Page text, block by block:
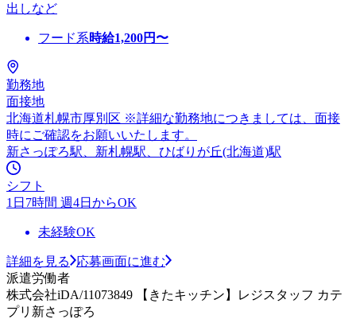
出しなど
フード系時給1,200円〜
勤務地
面接地
北海道札幌市厚別区 ※詳細な勤務地につきましては、面接
時にご確認をお願いいたします。
新さっぽろ駅、新札幌駅、ひばりが丘(北海道)駅
シフト
1日7時間 週4日からOK
未経験OK
詳細を見る
応募画面に進む
派遣労働者
株式会社iDA/11073849 【きたキッチン】レジスタッフ カテ
プリ新さっぽろ